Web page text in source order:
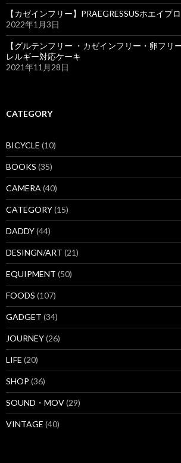
【カゼインフリー】PRAEGRESSUSホエイプ
2022年1月3日
【グルテンフリー ・カゼインフリー・卵フリ
レルギー対応ケーキ
2021年11月28日
CATEGORY
BICYCLE (10)
BOOKS (35)
CAMERA(40)
CATEGORY(15)
DADDY(44)
DESINGN/ART (21)
EQUIPMENT (50)
FOODS (107)
GADGET (34)
JOURNEY(26)
LIFE (20)
SHOP (36)
SOUND・MOV(29)
VINTAGE (40)